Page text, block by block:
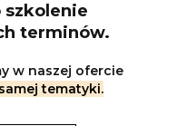
szkolenie
terminów.
w naszej ofercie
tematyki.